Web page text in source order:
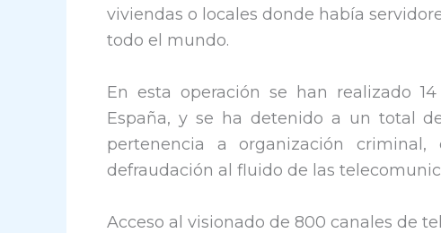
viviendas o locales donde había
todo el mundo.
En esta operación se han realizado
España, y se ha detenido a un total
pertenencia a organización
defraudación al fluido de las
Acceso al visionado de 800 canales de